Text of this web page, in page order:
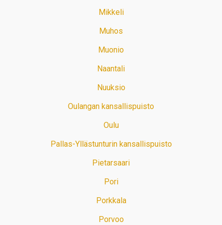
Mikkeli
Muhos
Muonio
Naantali
Nuuksio
Oulangan kansallispuisto
Oulu
Pallas-Yllästunturin kansallispuisto
Pietarsaari
Pori
Porkkala
Porvoo